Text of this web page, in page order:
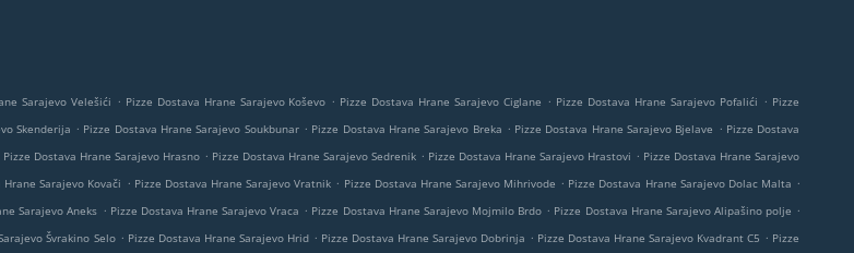
Sarajevo Velešići . Pizze Dostava Hrane Sarajevo Koševo . Pizze Dostava Hrane Sarajevo Ciglane . Pizze Dostava Hrane Sarajevo Pofalići . Pizze
Skenderija . Pizze Dostava Hrane Sarajevo Soukbunar . Pizze Dostava Hrane Sarajevo Breka . Pizze Dostava Hrane Sarajevo Bjelave . Pizze Dostava
Pizze Dostava Hrane Sarajevo Hrasno . Pizze Dostava Hrane Sarajevo Sedrenik . Pizze Dostava Hrane Sarajevo Hrastovi . Pizze Dostava Hrane Sarajevo
Hrane Sarajevo Kovači . Pizze Dostava Hrane Sarajevo Vratnik . Pizze Dostava Hrane Sarajevo Mihrivode . Pizze Dostava Hrane Sarajevo Dolac Malta .
Sarajevo Aneks . Pizze Dostava Hrane Sarajevo Vraca . Pizze Dostava Hrane Sarajevo Mojmilo Brdo . Pizze Dostava Hrane Sarajevo Alipašino polje .
Švrakino Selo . Pizze Dostava Hrane Sarajevo Hrid . Pizze Dostava Hrane Sarajevo Dobrinja . Pizze Dostava Hrane Sarajevo Kvadrant C5 . Pizze